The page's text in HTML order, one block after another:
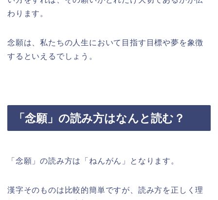
わります。
念願は、私たちの人生において目指す目標や夢を象徴
するといえるでしょう。
「念願」の読み方はなんと読む？
「念願」の読み方は「ねんがん」となります。
漢字そのものは比較的簡単ですが、読み方を正しく理